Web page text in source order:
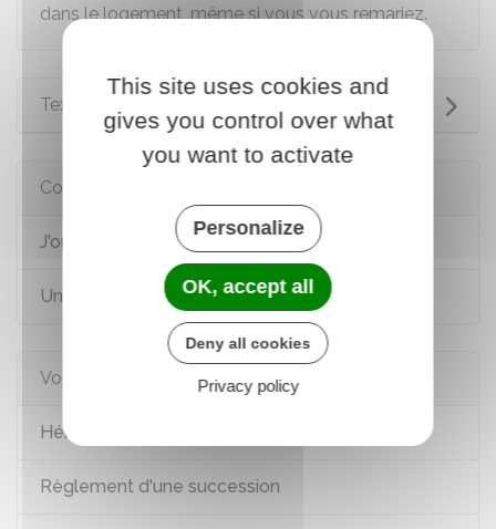
dans le logement, même si vous vous remariez.
Textes de référence
Comment faire si...
J'organise ma succession
Un proche est décédé
Voir aussi
Héritage : ordre et droits des héritiers
Règlement d'une succession
This site uses cookies and
gives you control over what
you want to activate
Personalize
OK, accept all
Deny all cookies
Privacy policy